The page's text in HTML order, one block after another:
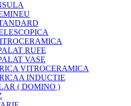
RUFE
VASE
VITROCERAMICA
INDUCTIE
( DOMINO )